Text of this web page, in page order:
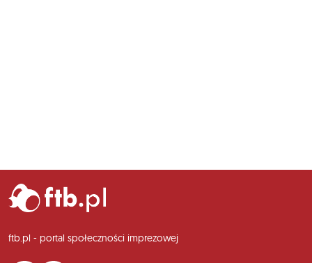
ftb.pl - portal społeczności imprezowej